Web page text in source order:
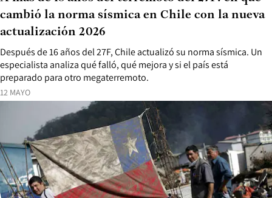
12 MAYO
Después de 16 años del 27F, Chile actualizó su norma sísmica. Un
especialista analiza qué falló, qué mejora y si el país está
preparado para otro megaterremoto.
cambió la norma sísmica en Chile con la nueva
actualización 2026